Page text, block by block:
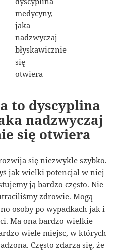
to dyscyplina
nadzwyczaj
się otwiera
się niezwykle szybko.
jak wielki potencjał w niej
ją bardzo często. Nie
zdrowie. Mogą
osoby po wypadkach jak i
Ma ona bardzo wielkie
wiele miejsc, w których
Często zdarza się, że